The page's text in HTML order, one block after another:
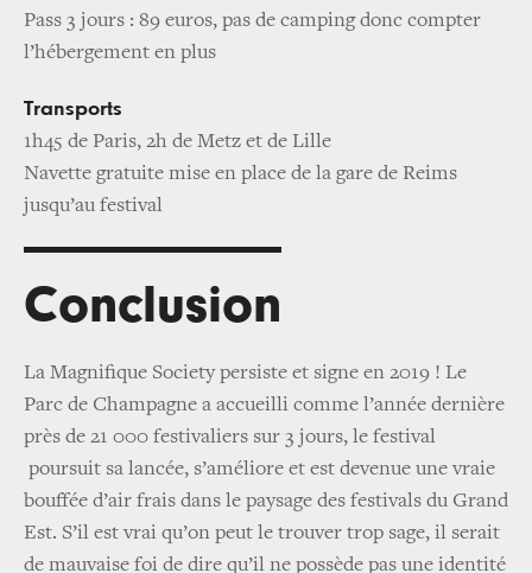
Pass 3 jours : 89 euros, pas de camping donc compter
l’hébergement en plus
Transports
1h45 de Paris, 2h de Metz et de Lille
Navette gratuite mise en place de la gare de Reims
jusqu’au festival
Conclusion
La Magnifique Society persiste et signe en 2019 ! Le
Parc de Champagne a accueilli comme l’année dernière
près de 21 000 festivaliers sur 3 jours, le festival
poursuit sa lancée, s’améliore et est devenue une vraie
bouffée d’air frais dans le paysage des festivals du Grand
Est. S’il est vrai qu’on peut le trouver trop sage, il serait
de mauvaise foi de dire qu’il ne possède pas une identité